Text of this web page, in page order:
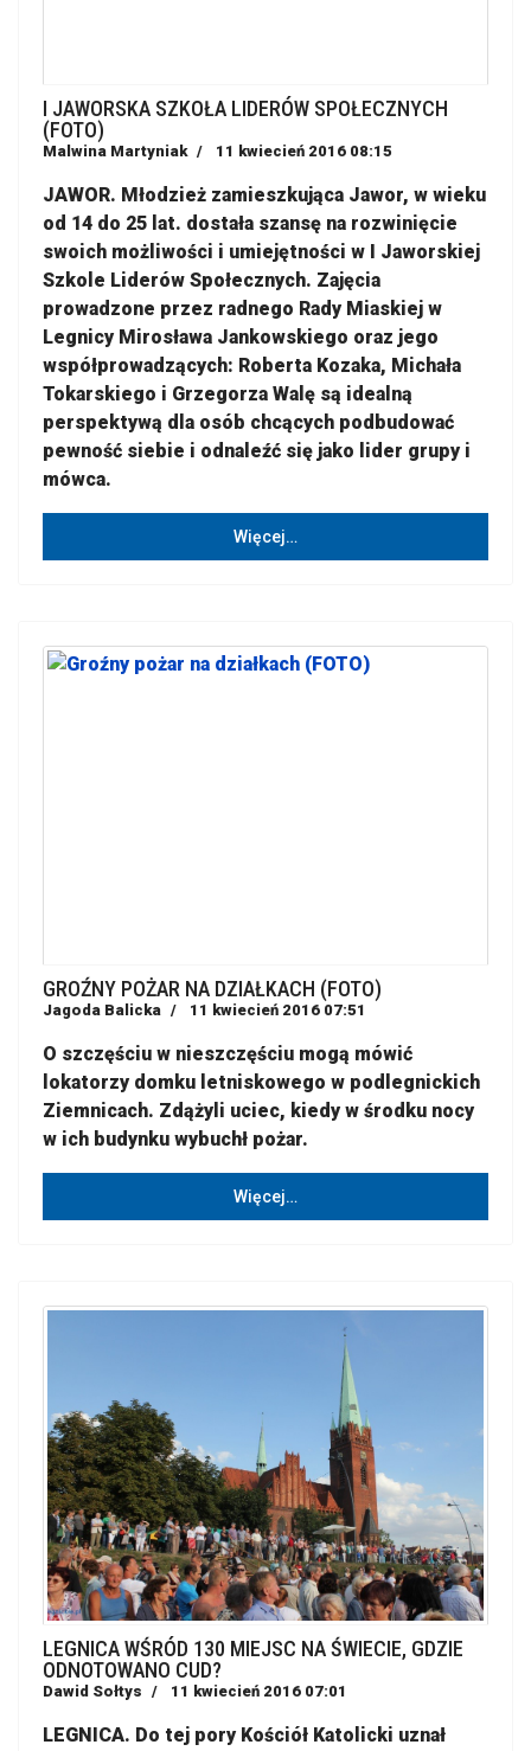
I JAWORSKA SZKOŁA LIDERÓW SPOŁECZNYCH
(FOTO)
Malwina Martyniak 11 kwiecień 2016 08:15
JAWOR. Młodzież zamieszkująca Jawor, w wieku
od 14 do 25 lat. dostała szansę na rozwinięcie
swoich możliwości i umiejętności w I Jaworskiej
Szkole Liderów Społecznych. Zajęcia
prowadzone przez radnego Rady Miaskiej w
Legnicy Mirosława Jankowskiego oraz jego
współprowadzących: Roberta Kozaka, Michała
Tokarskiego i Grzegorza Walę są idealną
perspektywą dla osób chcących podbudować
pewność siebie i odnaleźć się jako lider grupy i
mówca.
Więcej…
GROŹNY POŻAR NA DZIAŁKACH (FOTO)
Jagoda Balicka 11 kwiecień 2016 07:51
O szczęściu w nieszczęściu mogą mówić
lokatorzy domku letniskowego w podlegnickich
Ziemnicach. Zdążyli uciec, kiedy w środku nocy
w ich budynku wybuchł pożar.
Więcej…
LEGNICA WŚRÓD 130 MIEJSC NA ŚWIECIE, GDZIE
ODNOTOWANO CUD?
Dawid Sołtys 11 kwiecień 2016 07:01
LEGNICA. Do tej pory Kościół Katolicki uznał